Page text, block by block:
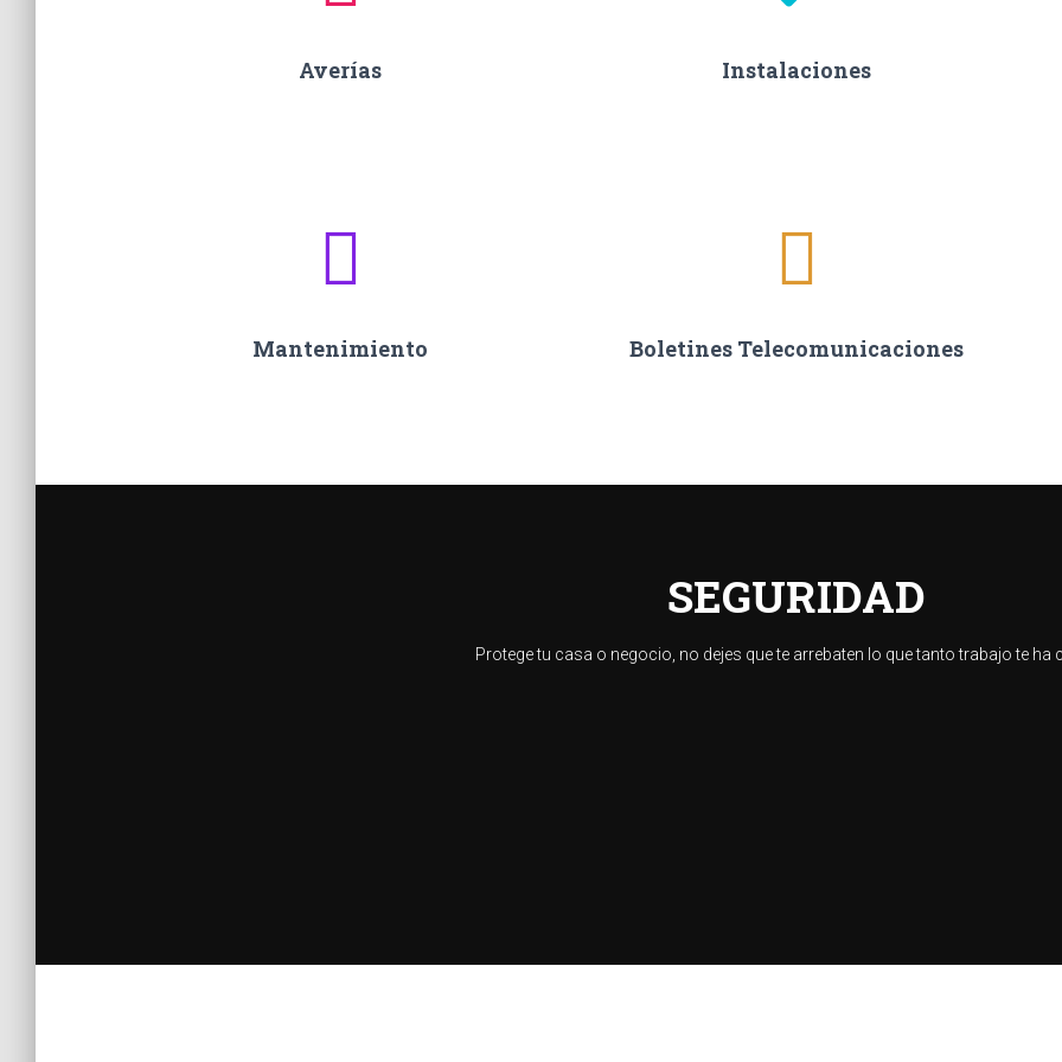
Averías Instalaciones
Mantenimiento Boletines Telecomunicaciones
SEGURIDAD
Protege tu casa o negocio, no dejes que te arrebaten lo que tanto trabajo te ha